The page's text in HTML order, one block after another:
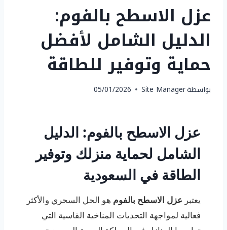
عزل الاسطح بالفوم:
الدليل الشامل لأفضل
حماية وتوفير للطاقة
بواسطةSite Manager
05/01/2026
عزل الاسطح بالفوم: الدليل
الشامل لحماية منزلك وتوفير
الطاقة في السعودية
يعتبر عزل الاسطح بالفوم هو الحل السحري والأكثر
فعالية لمواجهة التحديات المناخية القاسية التي